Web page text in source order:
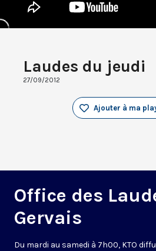
Laudes du jeudi
27/09/2012
Ajouter à ma
Office des
Gervais
Du mardi au samedi à 7h00, KTO